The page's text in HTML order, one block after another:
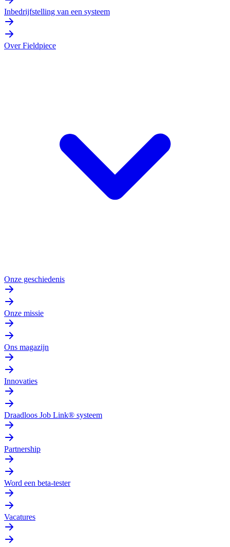
Inbedrijfstelling van een systeem
Over Fieldpiece
Onze geschiedenis
Onze missie
Ons magazijn
Innovaties
Draadloos Job Link® systeem
Partnership
Word een beta-tester
Vacatures